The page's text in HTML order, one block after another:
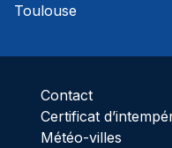
Toulouse
Contact
Certificat
Météo-villes